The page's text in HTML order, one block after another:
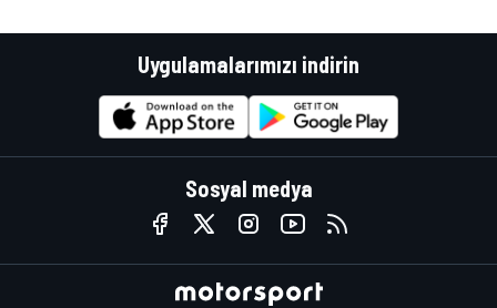
Uygulamalarımızı indirin
Sosyal medya